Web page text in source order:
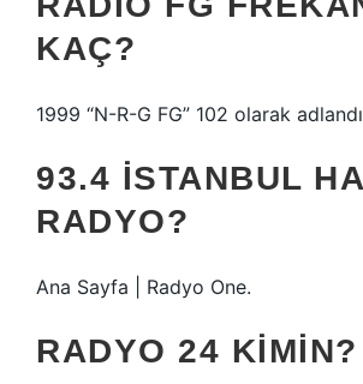
KAÇ?
1999 “N-R-G FG” 102 olarak
93.4 İSTANBUL
RADYO?
Ana Sayfa | Radyo One.
RADYO 24 KIMIN?